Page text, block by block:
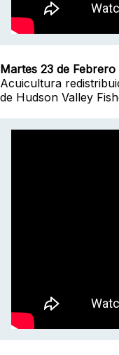
Martes 23 de
Acuicultura
de Hudson Valley